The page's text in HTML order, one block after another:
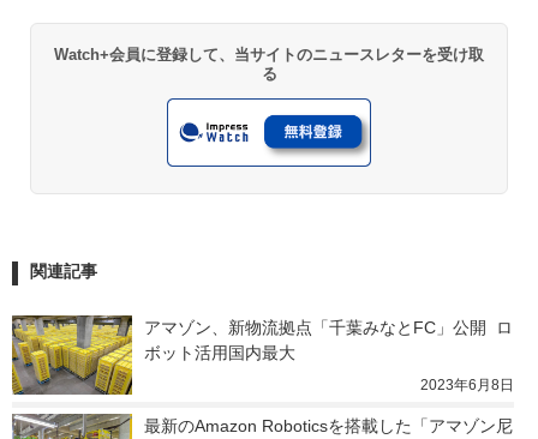
Watch+会員に登録して、当サイトのニュースレターを受け取
る
関連記事
アマゾン、新物流拠点「千葉みなとFC」公開  ロ
ボット活用国内最大
2023年6月8日
最新のAmazon Roboticsを搭載した「アマゾン尼